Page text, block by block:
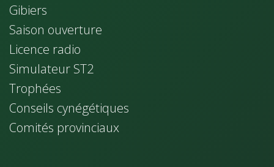
Gibiers
Saison ouverture
Licence radio
Simulateur ST2
Trophées
Conseils cynég​étiques
Comités provinciaux